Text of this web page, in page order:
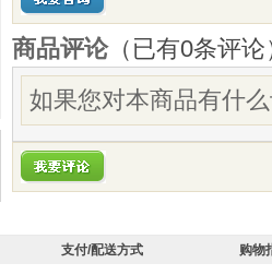
商品评论（已有0条评论
如果您对本商品有什
支付/配送方式 购物